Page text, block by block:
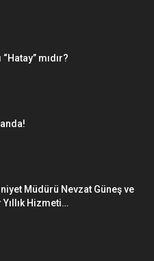
“Hatay” mıdır?
Müdürü Nevzat Güneş ve
Hizmeti…